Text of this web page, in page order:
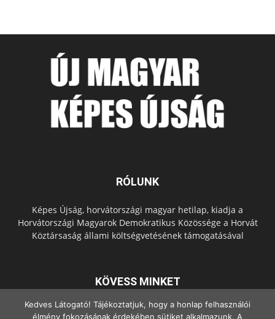
RÓLUNK
Képes Újság, horvátországi magyar hetilap, kiadja a
Horvátországi Magyarok Demokratikus Közössége a Horvát
Köztársaság állami költségvetésének támogatásával
KÖVESS MINKET
Kedves Látogató! Tájékoztatjuk, hogy a honlap felhasználói
élmény fokozásának érdekében sütiket alkalmazunk. A